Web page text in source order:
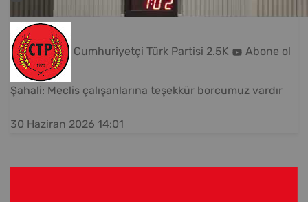
Cumhuriyetçi Türk Partisi 2.5K Abone ol
Şahali: Meclis çalışanlarına teşekkür borcumuz vardır
30 Haziran 2026 14:01